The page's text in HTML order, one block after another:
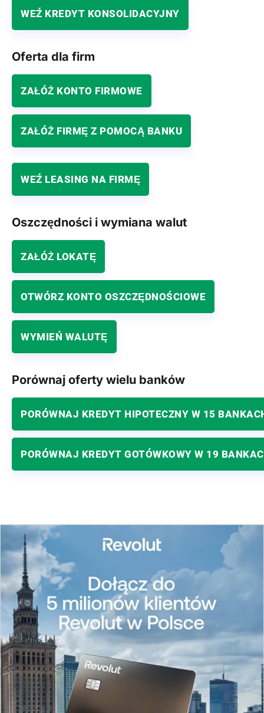
WEŹ KREDYT KONSOLIDACYJNY
Oferta dla firm
ZAŁÓŻ KONTO FIRMOWE
ZAŁÓŻ FIRMĘ Z POMOCĄ BANKU
WEŹ LEASING NA FIRMĘ
Oszczędności i wymiana walut
ZAŁÓŻ LOKATĘ
OTWÓRZ KONTO OSZCZĘDNOŚCIOWE
WYMIEŃ WALUTĘ
Porównaj oferty wielu banków
PORÓWNAJ KREDYT HIPOTECZNY W 15
PORÓWNAJ KREDYT GOTÓWKOWY W 19